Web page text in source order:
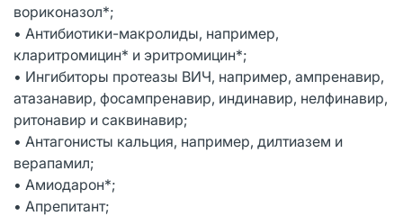
вориконазол*;
• Антибиотики-макролиды, например,
кларитромицин* и эритромицин*;
• Ингибиторы протеазы ВИЧ, например, ампренавир,
атазанавир, фосампренавир, индинавир, нелфинавир,
ритонавир и саквинавир;
• Антагонисты кальция, например, дилтиазем и
верапамил;
• Амиодарон*;
• Апрепитант;